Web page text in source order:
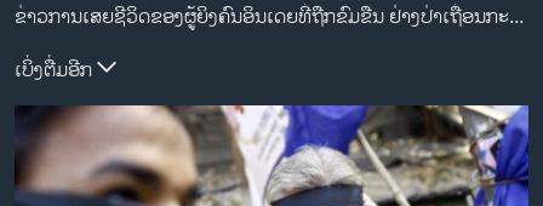
ເອເຊຍ
ອິດສະຫຼະພາບດ້ານການຂ່າວ
ຊີວິດຊາວລາວ
ຊຸມຊົນຊາວລາວ
ວິທະຍາສາດ-ເທັກໂນໂລຈີ
ຂ່າວການເສຍຊີວິດຂອງຜູ້ຍິງຄົນອິນເດຍທີ່ຖືກຂົ່ມຂືນ ຢ່າງປ່າເຖື່ອນກະຕຸ້ນໃຫ້ມີການເດີນຂະບວນຢ່າງສັນຕິ ຢູ່ທົ່ວອິນເດຍ ໃນວັນເສົາທີ 29 ທັນວາ ເພື່ອຮຽກຮ້ອງ ໃຫ້ມີຄວາມຍຸດຕິທໍາແກ່ຜູ້ໄດ້ຮັບເຄາະຮ້າຍ ແລະຄວາມ ປອດໄພໃຫ້ແກ່ແມ່ຍິງ ເຖິງແມ່ນວ່າຈະມີກໍາລັງຮັກສາ ຄວາມປອດໄພຢ່າງເຄັ່ງຄັດ ເພື່ອປ້ອງກັນບໍ່ໃຫ້ມີການ ເດີນຂະບວນຂະໜານໃຫຍ່.
ເບິ່ງຕື່ມອີກ